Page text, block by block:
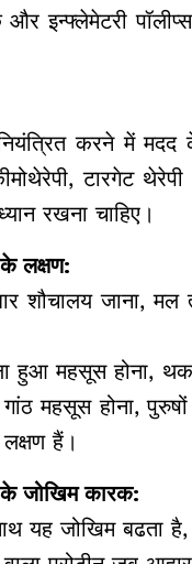
और इन्फ्लेमेटरी
करने में मदद
टारगेट
रखना चाहिए।
लक्षण:
शौचालय जाना, मल
हुआ महसूस होना,
महसूस होना,
हैं।
जोखिम कारक:
यह जोखिम बढता है,